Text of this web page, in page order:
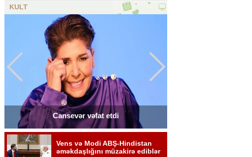
KULT
Cansevər vəfat etdi